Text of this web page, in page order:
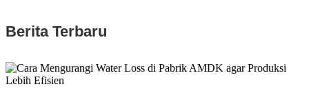
Berita Terbaru